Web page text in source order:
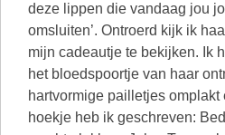
deze lippen die vandaag jou
omsluiten’. Ontroerd kijk ik
mijn cadeautje te bekijken. Ik
het bloedspoortje van haar
hartvormige pailletjes omplakt
hoekje heb ik geschreven: